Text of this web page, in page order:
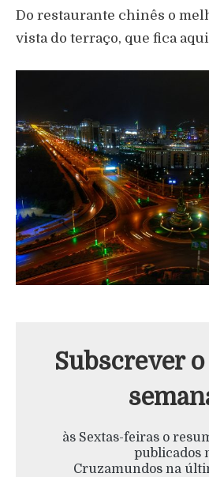
Do restaurante chinês o
vista do terraço, que fica
Subscrever
às Sextas-feiras o
publicados
Cruzamundos na